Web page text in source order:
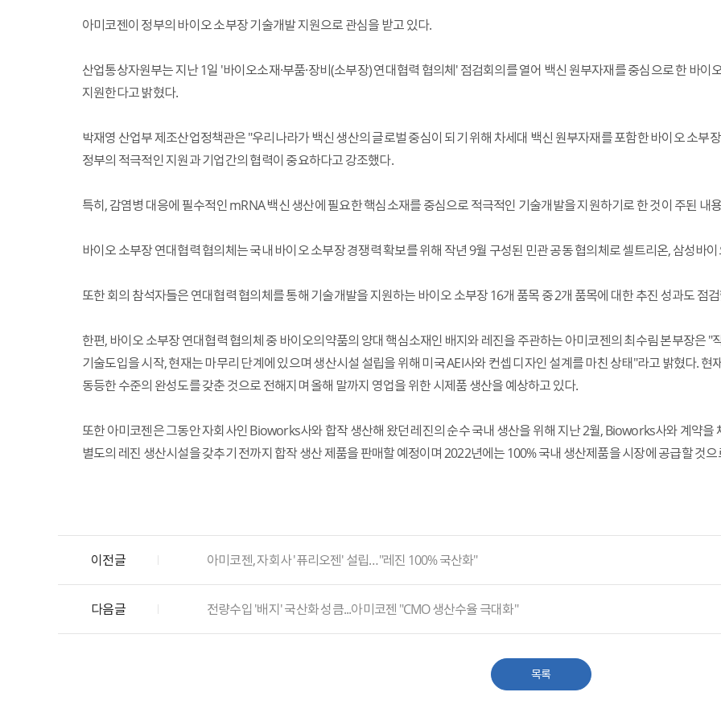
아미코젠이 정부의 바이오 소부장 기술개발 지원으로 관심을 받고 있다.
산업통상자원부는 지난 1일 '바이오소재·부품·장비(소부장) 연대협력 협의체' 점검회의를 열어 백신 원부자재를 중심으로 한 바
지원한다고 밝혔다.
박재영 산업부 제조산업정책관은 "우리나라가 백신 생산의 글로벌 중심이 되기 위해 차세대 백신 원부자재를 포함한 바이오 소부
정부의 적극적인 지원과 기업간의 협력이 중요하다고 강조했다.
특히, 감염병 대응에 필수적인 mRNA 백신 생산에 필요한 핵심소재를 중심으로 적극적인 기술개발을 지원하기로 한 것이 주된 내
바이오 소부장 연대협력 협의체는 국내 바이오 소부장 경쟁력 확보를 위해 작년 9월 구성된 민관 공동 협의체로 셀트리온, 삼성바
또한 회의 참석자들은 연대협력 협의체를 통해 기술개발을 지원하는 바이오 소부장 16개 품목 중 2개 품목에 대한 추진 성과도 점
한편, 바이오 소부장 연대협력 협의체 중 바이오의약품의 양대 핵심소재인 배지와 레진을 주관하는 아미코젠의 최수림 본부장은
기술도입을 시작, 현재는 마무리 단계에 있으며 생산시설 설립을 위해 미국 AEI사와 컨셉 디자인 설계를 마친 상태"라고 밝혔다.
동등한 수준의 완성도를 갖춘 것으로 전해지며 올해 말까지 영업을 위한 시제품 생산을 예상하고 있다.
또한 아미코젠은 그동안 자회사인 Bioworks사와 합작 생산해 왔던 레진의 순수 국내 생산을 위해 지난 2월, Bioworks사와 계약
별도의 레진 생산시설을 갖추기 전까지 합작 생산 제품을 판매할 예정이며 2022년에는 100% 국내 생산제품을 시장에 공급할 것
이전글 아미코젠, 자회사 '퓨리오젠' 설립…"레진 100% 국산화"
다음글 전량수입 '배지' 국산화 성큼...아미코젠 "CMO 생산수율 극대화"
목록